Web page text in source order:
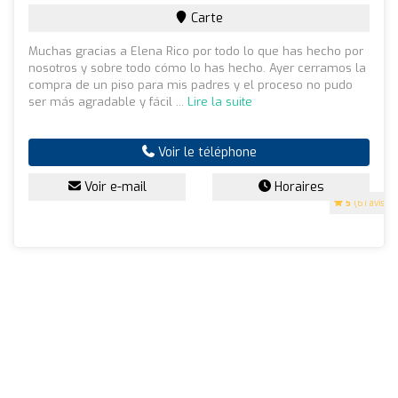
5 (61 avis)
Carte
Muchas gracias a Elena Rico por todo lo que has hecho por
nosotros y sobre todo cómo lo has hecho. Ayer cerramos la
compra de un piso para mis padres y el proceso no pudo
ser más agradable y fácil ... Lire la suite
Voir le téléphone
Voir e-mail Horaires